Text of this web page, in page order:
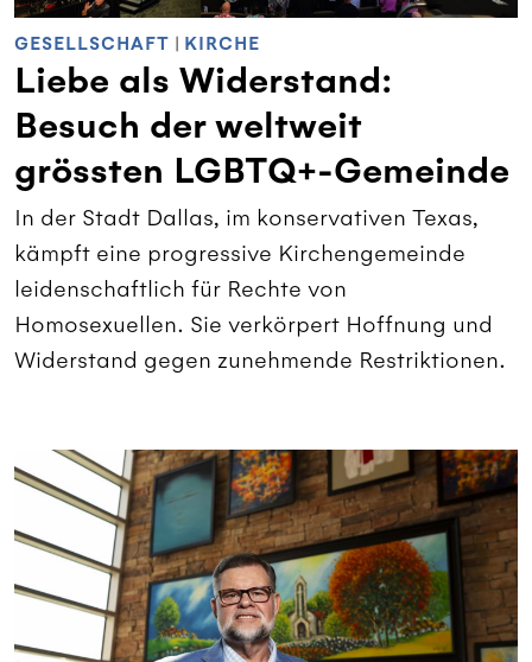
GESELLSCHAFT | KIRCHE
Liebe als Widerstand:
Besuch der weltweit
grössten LGBTQ+-Gemeinde
In der Stadt Dallas, im konservativen Texas,
kämpft eine progressive Kirchengemeinde
leidenschaftlich für Rechte von
Homosexuellen. Sie verkörpert Hoffnung und
Widerstand gegen zunehmende Restriktionen.